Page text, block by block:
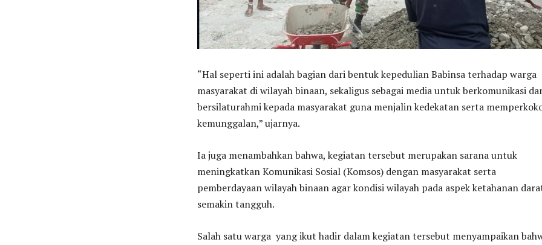
“Hal seperti ini adalah bagian dari bentuk kepedulian Babinsa terhadap warga
masyarakat di wilayah binaan, sekaligus sebagai media untuk berkomunikasi
bersilaturahmi kepada masyarakat guna menjalin kedekatan serta
kemunggalan,” ujarnya.
Ia juga menambahkan bahwa, kegiatan tersebut merupakan sarana untuk
meningkatkan Komunikasi Sosial (Komsos) dengan masyarakat serta
pemberdayaan wilayah binaan agar kondisi wilayah pada aspek ketahanan
semakin tangguh.
Salah satu warga yang ikut hadir dalam kegiatan tersebut menyampaikan